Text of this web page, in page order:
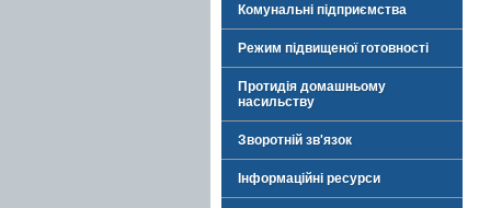
Комунальні підприємства
Режим підвищеної готовності
Протидія домашньому
насильству
Зворотній зв'язок
Інформаційні ресурси